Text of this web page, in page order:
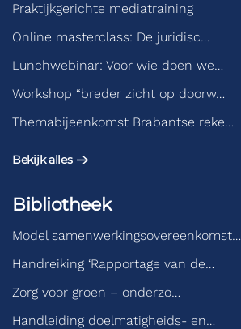
Praktijkgerichte mediatraining
Online masterclass: De juridisc…
Lunchwebinar: Voor wie doen we…
Workshop “breder zicht op doorw…
Themabijeenkomst Brabantse reke…
Bekijk alles
Bibliotheek
Model samenwerkingsovereenkomst…
Handreiking ‘Rapportage van de…
Zorg voor groen – onderzo…
Handleiding doelmatigheids- en…